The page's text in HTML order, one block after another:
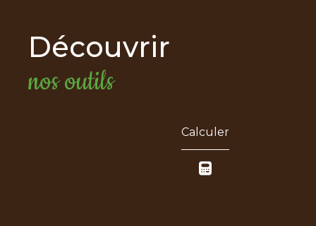
découvrir
nos outils
Calculer